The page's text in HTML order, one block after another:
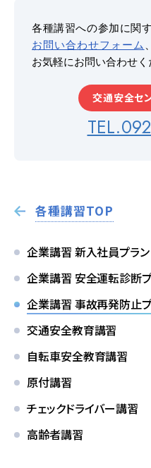
各種講習TOP
企業講習 新入社員プラン
企業講習 安全運転診断
企業講習 事故再発防止
交通安全教育講習
自転車安全教育講習
原付講習
チェックドライバー講習
高齢者講習
各種講習への参加に関
お問い合わせフォーム
お気軽にお問い合わせく
交通安全セ